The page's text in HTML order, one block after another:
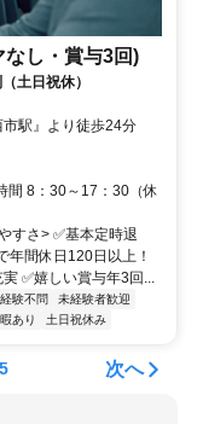
し・賞与3回)
土日祝休）
駅』より徒歩24分
間 8：30～17：30（休
すさ> ✅基本定時退
年間休日120日以上！
✅嬉しい賞与年3回...
経験不問
未経験者歓迎
あり 土日祝休み
5 次へ